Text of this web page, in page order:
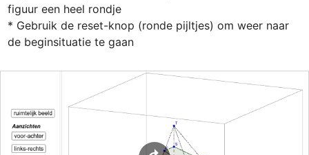
figuur een heel rondje
* Gebruik de reset-knop (ronde pijltjes) om weer naar
de beginsituatie te gaan